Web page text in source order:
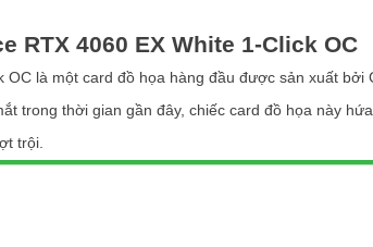
RTX 4060 EX White 1-Click OC
OC là một card đồ họa hàng đầu được sản xuất bởi
trong thời gian gần đây, chiếc card đồ họa này
trội.